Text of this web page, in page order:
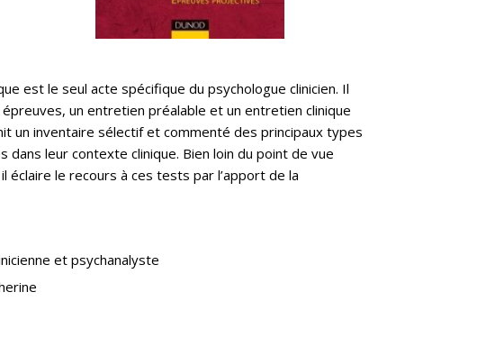
est le seul acte spécifique du psychologue clinicien. Il
un entretien préalable et un entretien clinique
un inventaire sélectif et commenté des principaux types
dans leur contexte clinique. Bien loin du point de vue
le recours à ces tests par l’apport de la
et psychanalyste